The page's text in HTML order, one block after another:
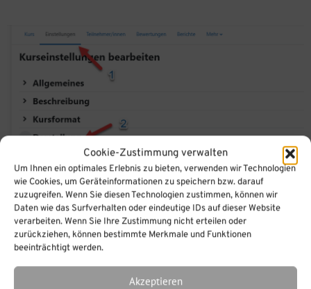
Cookie-Zustimmung verwalten
Um Ihnen ein optimales Erlebnis zu bieten, verwenden wir Technologien
wie Cookies, um Geräteinformationen zu speichern bzw. darauf
zuzugreifen. Wenn Sie diesen Technologien zustimmen, können wir
Daten wie das Surfverhalten oder eindeutige IDs auf dieser Website
verarbeiten. Wenn Sie Ihre Zustimmung nicht erteilen oder
zurückziehen, können bestimmte Merkmale und Funktionen
beeinträchtigt werden.
Akzeptieren